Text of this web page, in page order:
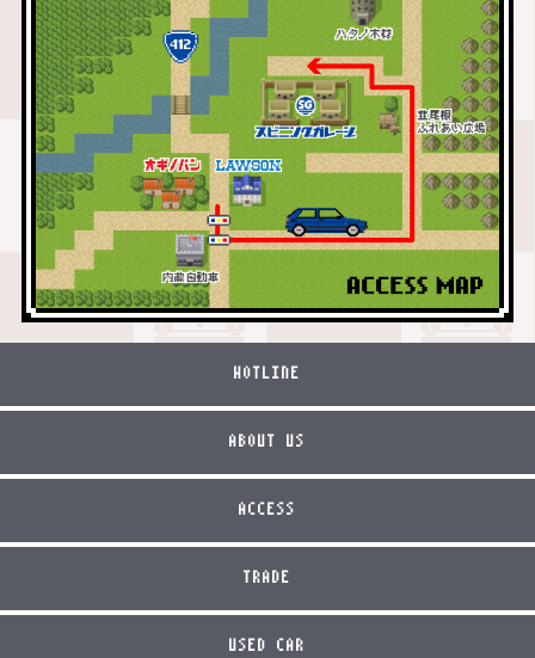
HOTLINE
ABOUT US
ACCESS
TRADE
USED CAR